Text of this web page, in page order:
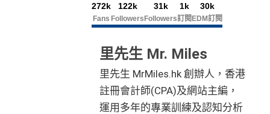
272k
Fans
122k
Followers
31k
Followers
1k
訂閱
30k
EDM訂閱
里先生 Mr. Miles
里先生 MrMiles.hk 創辦人，香港
註冊會計師(CPA)及網站主編，
運用多年的專業訓練及認知分析